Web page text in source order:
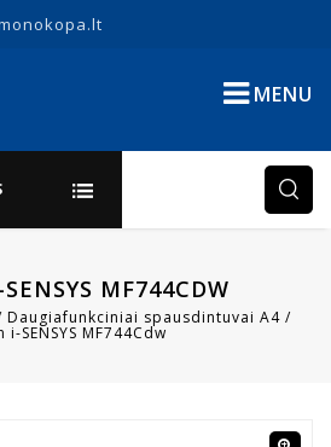
MENU
MF744CDW
Daugiafunkciniai spausdintuvai A4 /
i-SENSYS MF744Cdw